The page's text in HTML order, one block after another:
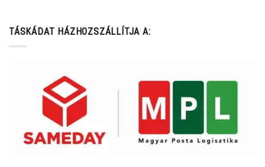
TÁSKÁDAT HÁZHOZSZÁLLÍTJA A: